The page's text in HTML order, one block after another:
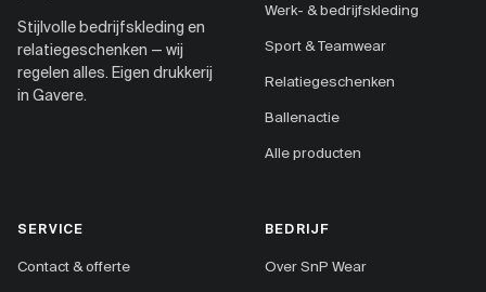
Stijlvolle bedrijfskleding en
relatiegeschenken — wij
regelen alles. Eigen drukkerij
in Gavere.
Werk- & bedrijfskleding
Sport & Teamwear
Relatiegeschenken
Ballenactie
Alle producten
SERVICE
Contact & offerte
BEDRIJF
Over SnP Wear